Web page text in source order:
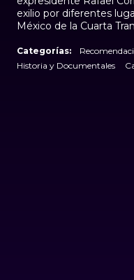
exilio por diferentes
México de la Cuarta
Categorías:
Historia y Documentales